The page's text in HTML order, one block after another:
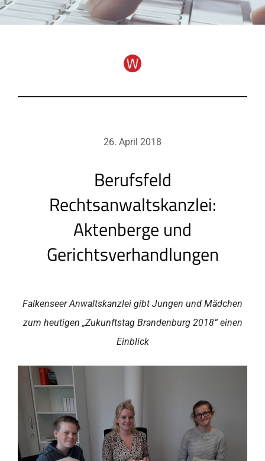
Berufsfeld
Rechtsanwaltskanzlei:
Aktenberge und
Gerichtsverhandlungen
26. April 2018
Falkenseer Anwaltskanzlei gibt Jungen und Mädchen
zum heutigen „Zukunftstag Brandenburg 2018“ einen
Einblick